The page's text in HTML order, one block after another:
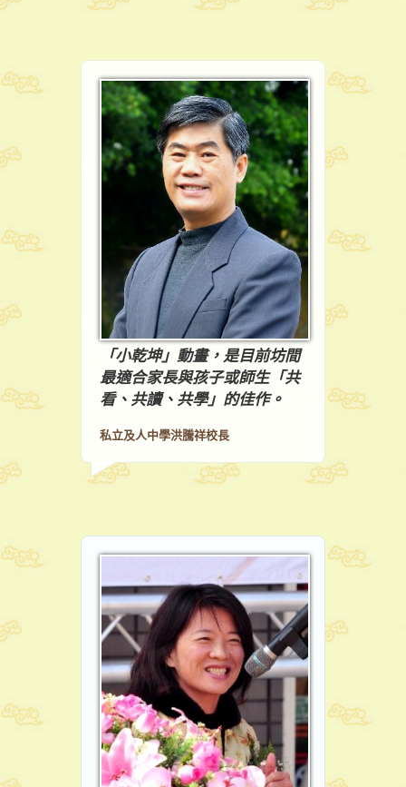
「小乾坤」動畫，是目前坊間
最適合家長與孩子或師生「共
看、共讀、共學」的佳作。
私立及人中學洪騰祥校長